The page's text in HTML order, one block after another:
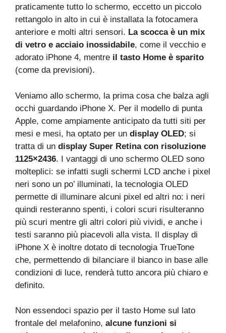
praticamente tutto lo schermo, eccetto un piccolo
rettangolo in alto in cui è installata la fotocamera
anteriore e molti altri sensori. La scocca è un mix
di vetro e acciaio inossidabile, come il vecchio e
adorato iPhone 4, mentre il tasto Home è sparito
(come da previsioni).
Veniamo allo schermo, la prima cosa che balza agli
occhi guardando iPhone X. Per il modello di punta
Apple, come ampiamente anticipato da tutti siti per
mesi e mesi, ha optato per un display OLED; si
tratta di un display Super Retina con risoluzione
1125×2436. I vantaggi di uno schermo OLED sono
molteplici: se infatti sugli schermi LCD anche i pixel
neri sono un po’ illuminati, la tecnologia OLED
permette di illuminare alcuni pixel ed altri no: i neri
quindi resteranno spenti, i colori scuri risulteranno
più scuri mentre gli altri colori più vividi, e anche i
testi saranno più piacevoli alla vista. Il display di
iPhone X è inoltre dotato di tecnologia TrueTone
che, permettendo di bilanciare il bianco in base alle
condizioni di luce, renderà tutto ancora più chiaro e
definito.
Non essendoci spazio per il tasto Home sul lato
frontale del melafonino, alcune funzioni si